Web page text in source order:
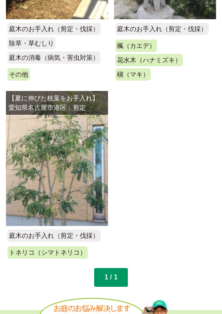
庭木のお手入れ（剪定・伐採）
除草・草むしり
庭木の消毒（病気・害虫対策）
その他
庭木のお手入れ（剪定・伐採）
楓（カエデ）
花水木（ハナミズキ）
槇（マキ）
【夏に伸びた枝葉をお手入れ】
愛知県名古屋市港区：剪定
庭木のお手入れ（剪定・伐採）
トネリコ（シマトネリコ）
1 / 1